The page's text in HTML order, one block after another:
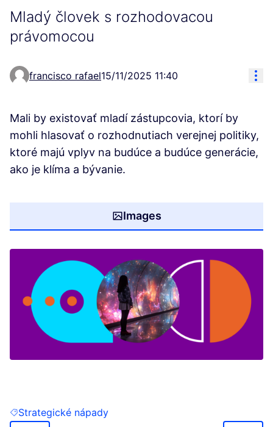
Mladý človek s rozhodovacou
právomocou
francisco rafael15/11/2025 11:40
Mali by existovať mladí zástupcovia, ktorí by
mohli hlasovať o rozhodnutiach verejnej politiky,
ktoré majú vplyv na budúce a budúce generácie,
ako je klíma a bývanie.
Images
Filter results for: Strategické nápady
Strategické nápady